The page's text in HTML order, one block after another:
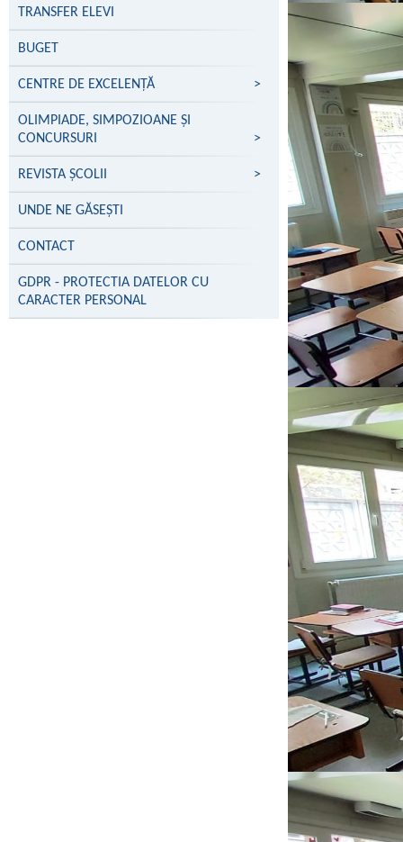
TRANSFER ELEVI
BUGET
CENTRE DE EXCELENŢĂ >
OLIMPIADE, SIMPOZIOANE ȘI
CONCURSURI
>
REVISTA ȘCOLII >
UNDE NE GĂSEŞTI
CONTACT
GDPR - PROTECTIA DATELOR CU
CARACTER PERSONAL